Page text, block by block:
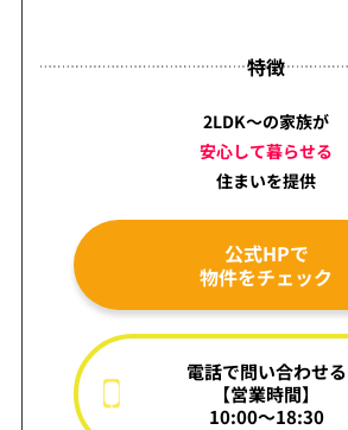
特徴
2LDK～の家族が
安心して暮らせる
住まいを提供
公式HPで
物件をチェック
電話で問い合わせる
【営業時間】
10:00～18:30